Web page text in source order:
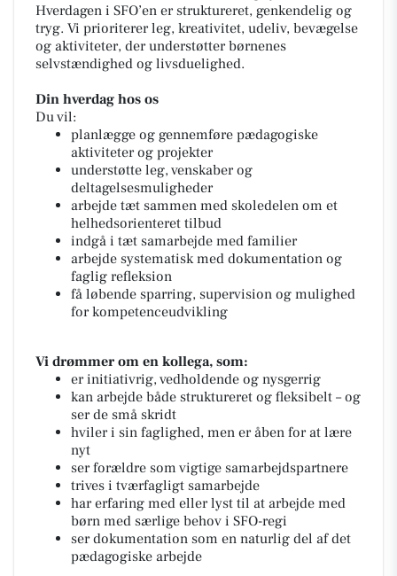
Hverdagen i SFO’en er struktureret, genkendelig og
tryg. Vi prioriterer leg, kreativitet, udeliv, bevægelse
og aktiviteter, der understøtter børnenes
selvstændighed og livsduelighed.
Din hverdag hos os
Du vil:
planlægge og gennemføre pædagogiske
aktiviteter og projekter
understøtte leg, venskaber og
deltagelsesmuligheder
arbejde tæt sammen med skoledelen om et
helhedsorienteret tilbud
indgå i tæt samarbejde med familier
arbejde systematisk med dokumentation og
faglig refleksion
få løbende sparring, supervision og mulighed
for kompetenceudvikling
Vi drømmer om en kollega, som:
er initiativrig, vedholdende og nysgerrig
kan arbejde både struktureret og fleksibelt – og
ser de små skridt
hviler i sin faglighed, men er åben for at lære
nyt
ser forældre som vigtige samarbejdspartnere
trives i tværfagligt samarbejde
har erfaring med eller lyst til at arbejde med
børn med særlige behov i SFO-regi
ser dokumentation som en naturlig del af det
pædagogiske arbejde